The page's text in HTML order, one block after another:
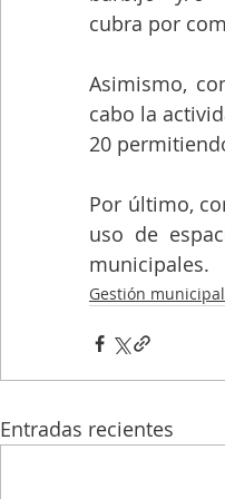
cubra por
Asimismo,
cabo la
20
Por último,
uso de
municipales.
Gestión municipal
Entradas recientes